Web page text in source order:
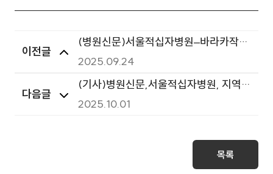
이전글
(병원신문)서울적십자병원–바라카작은
도서관,의료취약계층지원 업무협약체결
2025.09.24
다음글
(기사)병원신문,서울적십자병원, 지역사
회 건강지킴이 역할 톡톡히
2025.10.01
목록